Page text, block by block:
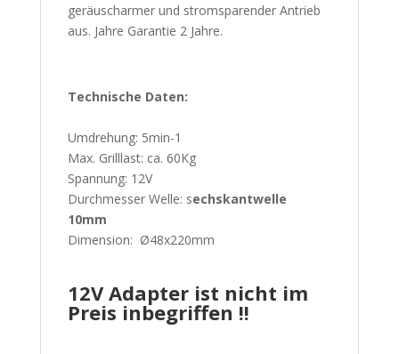
geräuscharmer und stromsparender Antrieb
aus. Jahre Garantie 2 Jahre.
Technische Daten:
Umdrehung: 5min-1
Max. Grilllast: ca. 60Kg
Spannung: 12V
Durchmesser Welle: sechskantwelle
10mm
Dimension: Ø48x220mm
12V Adapter ist nicht im
Preis inbegriffen !!